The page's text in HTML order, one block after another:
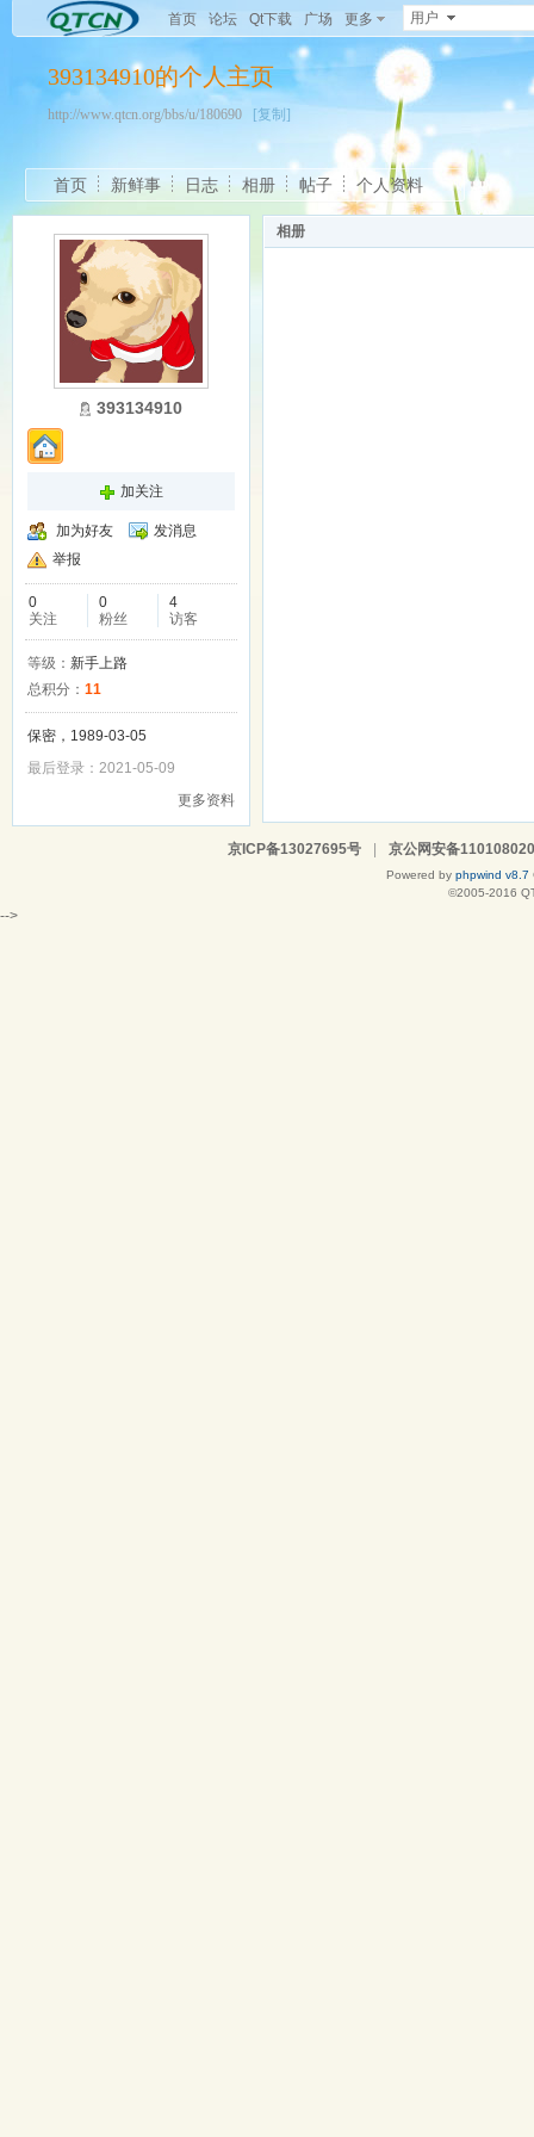
首页 论坛 Qt下载 广场 更多 用户
393134910的个人主页
http://www.qtcn.org/bbs/u/180690 [复制]
首页 新鲜事 日志 相册 帖子 个人资料
393134910
加关注
加为好友
发消息
举报
0
关注
0
粉丝
4
访客
等级： 新手上路
总积分： 11
保密，1989-03-05
最后登录：2021-05-09
更多资料
相册
京ICP备13027695号 京公网安备
Powered by phpwind v8.7
©2005-2016
-->